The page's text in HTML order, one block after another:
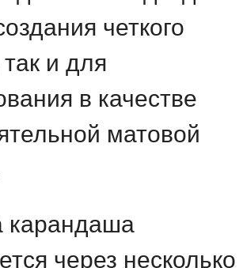
четкого
и для
в качестве
матовой
карандаша
через несколько